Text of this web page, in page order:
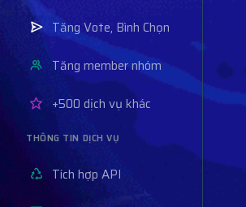
Tăng Vote, Bình Chọn
Tăng member nhóm
+500 dịch vụ khác
THÔNG TIN DỊCH VỤ
Tích hợp API